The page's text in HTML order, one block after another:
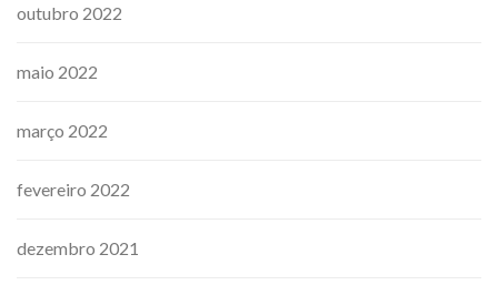
outubro 2022
maio 2022
março 2022
fevereiro 2022
dezembro 2021